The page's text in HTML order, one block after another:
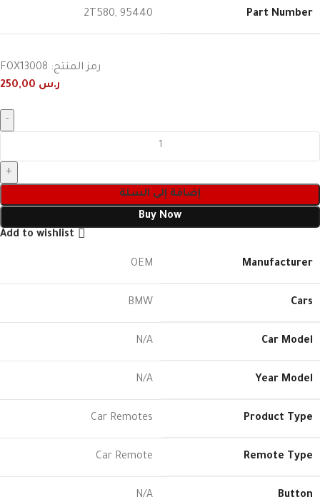
Part Number
2T580, 95440
رمز المنتج: FOX13008
ر.س
إضافة إلى السلة
Buy Now
Add to wishlist
Manufacturer
OEM
Cars
BMW
Car Model
N/A
Year Model
N/A
Product Type
Car Remotes
Remote Type
Car Remote
Button
N/A